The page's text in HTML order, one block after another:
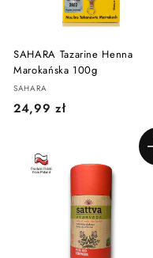
SAHARA Tazarine Henna
Marokańska 100g
SAHARA
24,99 zł2
9
z